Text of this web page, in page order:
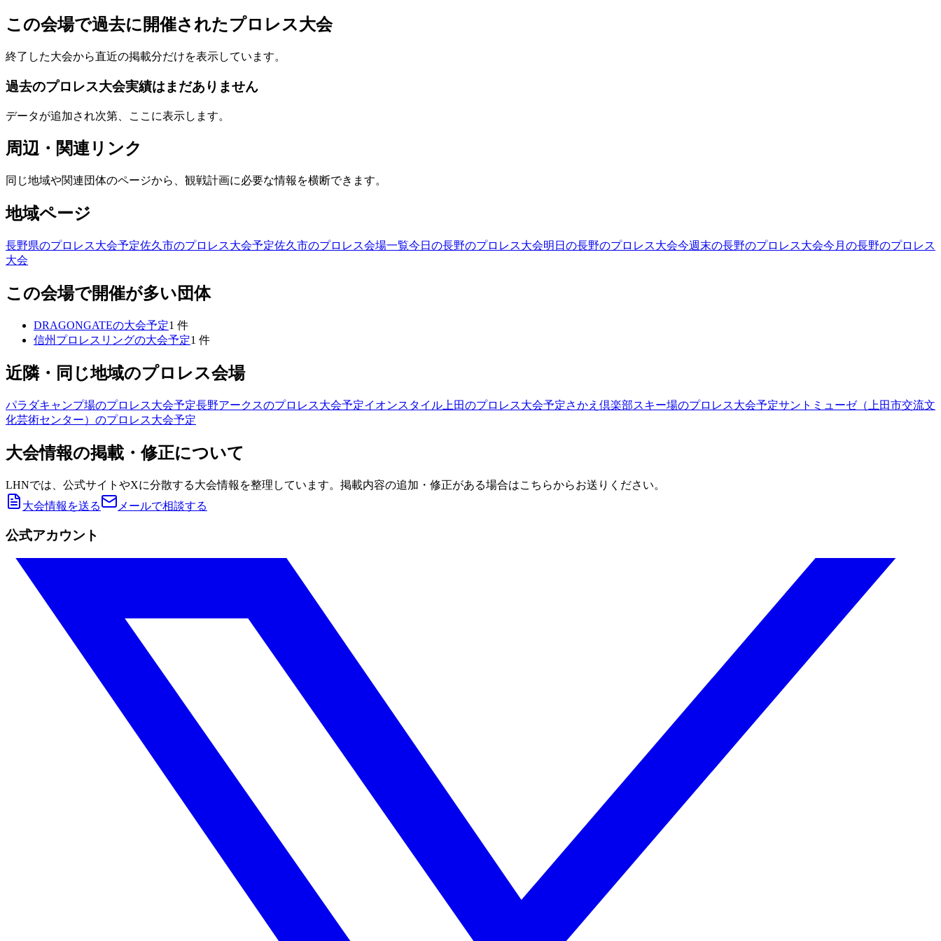
この会場で過去に開催されたプロレス大会
終了した大会から直近の掲載分だけを表示しています。
過去のプロレス大会実績はまだありません
データが追加され次第、ここに表示します。
周辺・関連リンク
同じ地域や関連団体のページから、観戦計画に必要な情報を横断できます。
地域ページ
長野県のプロレス大会予定佐久市のプロレス大会予定佐久市のプロレス会場一覧今日の長野のプロレス大会明日の長野のプロレス大会今週末の長野のプロレス大会今月の長野のプロレス
大会
この会場で開催が多い団体
DRAGONGATEの大会予定1 件
信州プロレスリングの大会予定1 件
近隣・同じ地域のプロレス会場
パラダキャンプ場のプロレス大会予定長野アークスのプロレス大会予定イオンスタイル上田のプロレス大会予定さかえ倶楽部スキー場のプロレス大会予定サントミューゼ（上田市交流文
化芸術センター） のプロレス大会予定
大会情報の掲載・修正について
LHNでは、公式サイトやXに分散する大会情報を整理しています。掲載内容の追加・修正がある場合はこちらからお送りください。
大会情報を送る
メールで相談する
公式アカウント